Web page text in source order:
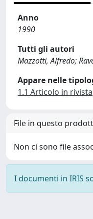
Anno
1990
Tutti gli autori
Mazzotti, Alfredo;
Appare nelle
1.1 Articolo in rivista
File in questo
Non ci sono file
I documenti in IRIS